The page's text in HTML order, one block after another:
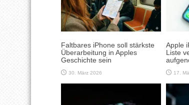
Faltbares iPhone soll stärkste
Überarbeitung in Apples
Geschichte sein
30. März 2026
Apple
Liste
17.